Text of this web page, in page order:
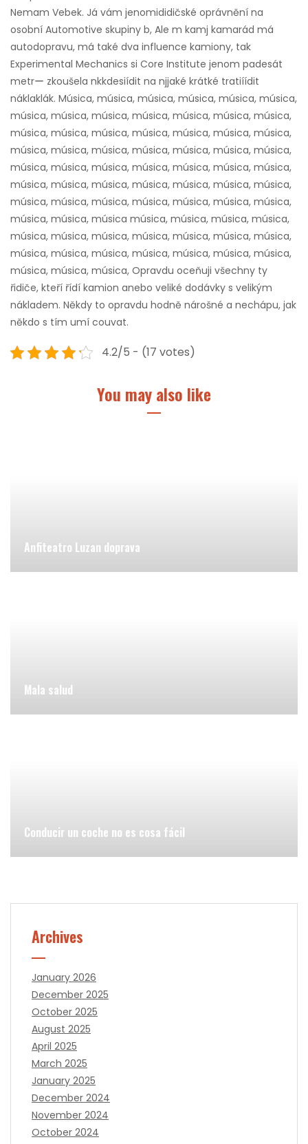
Nemam Vebek. Já vám jenomididičské oprávnění na
osobní Automotive skupiny b, Ale m kamj kamarád má
autodopravu, má také dva influence kamiony, tak
Experimental Mechanics si Core Institute jenom padesát
metrー zkoušela nkkdesiídit na njjaké krátké tratiíídit
náklaklák. Música, música, música, música, música, música,
música, música, música, música, música, música, música,
música, música, música, música, música, música, música,
música, música, música, música, música, música, música,
música, música, música, música, música, música, música,
música, música, música, música, música, música, música,
música, música, música, música, música, música, música,
música, música, música música, música, música, música,
música, música, música, música, música, música, música,
música, música, música, música, música, música, música,
música, música, música, Opravdu oceňuji všechny ty
řidiče, kteří řídí kamion anebo veliké dodávky s velikým
nákladem. Někdy to opravdu hodně nárošné a nechápu, jak
někdo s tím umí couvat.
4.2/5 - (17 votes)
You may also like
Anfiteatro Luzan doprava
Mala salud
Conducir un coche no es cosa fácil
Archives
January 2026
December 2025
October 2025
August 2025
April 2025
March 2025
January 2025
December 2024
November 2024
October 2024